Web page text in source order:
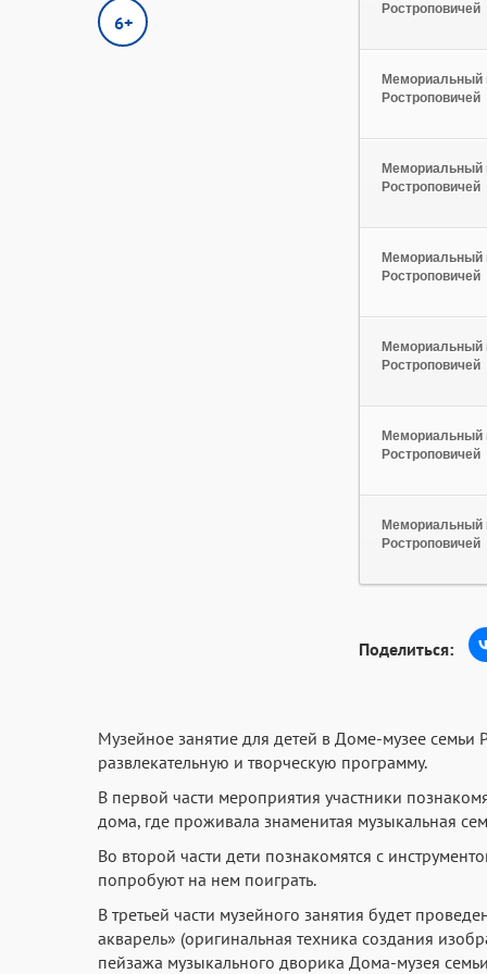
6+
Ростроповичей
Мемориальный
Ростроповичей
Мемориальный
Ростроповичей
Мемориальный
Ростроповичей
Мемориальный
Ростроповичей
Мемориальный
Ростроповичей
Мемориальный
Ростроповичей
Поделиться:
Музейное занятие для детей в Доме-музее семьи
развлекательную и творческую программу.
В первой части мероприятия участники
дома, где проживала знаменитая музыкальная
Во второй части дети познакомятся с
попробуют на нем поиграть.
В третьей части музейного занятия будет
акварель» (оригинальная техника создания
пейзажа музыкального дворика Дома-музея